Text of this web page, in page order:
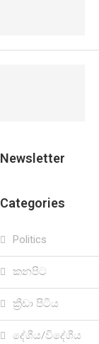
Newsletter
Categories
Politics
කනපිට
ක්‍රීඩා පිටිය
දේශීය/විදේශීය